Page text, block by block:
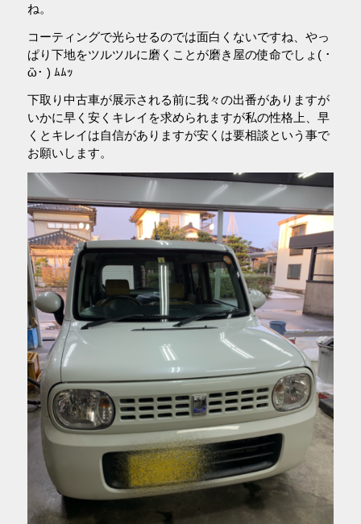
ね。
コーティングで光らせるのでは面白くないですね、やっ
ぱり下地をツルツルに磨くことが磨き屋の使命でしょ( ･
ὢ･ ) ﾑﾑｯ
下取り中古車が展示される前に我々の出番がありますが
いかに早く安くキレイを求められますが私の性格上、早
くとキレイは自信がありますが安くは要相談という事で
お願いします。